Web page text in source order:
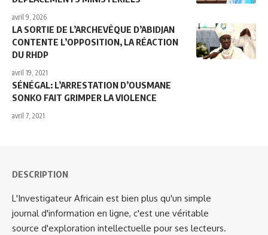
avril 9, 2026
LA SORTIE DE L’ARCHEVÊQUE D’ABIDJAN
CONTENTE L’OPPOSITION, LA RÉACTION
DU RHDP
avril 19, 2021
SÉNÉGAL: L’ARRESTATION D’OUSMANE
SONKO FAIT GRIMPER LA VIOLENCE
avril 7, 2021
DESCRIPTION
L'Investigateur Africain est bien plus qu'un simple
journal d'information en ligne, c'est une véritable
source d'exploration intellectuelle pour ses lecteurs.